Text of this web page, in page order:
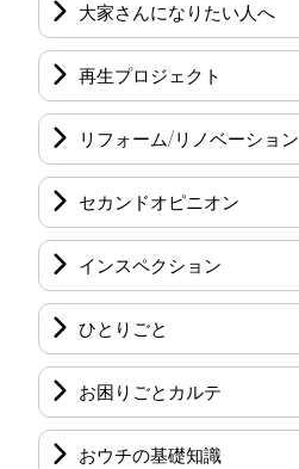
大家さんになりたい人へ
再生プロジェクト
リフォーム/リノベーション
セカンドオピニオン
インスペクション
ひとりごと
お困りごとカルテ
おウチの基礎知識